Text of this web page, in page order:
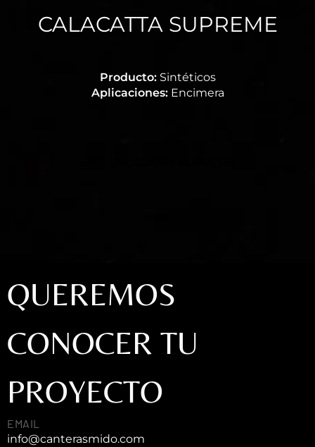
CALACATTA SUPREME
Producto: Sintéticos
Aplicaciones:Encimera
QUEREMOS
CONOCER TU
PROYECTO
EMAIL
info@canterasmido.com